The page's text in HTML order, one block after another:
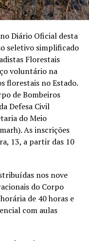
Diário Oficial desta
seletivo simplificado
Florestais
voluntário na
florestais no Estado.
de Bombeiros
Defesa Civil
do Meio
As inscrições
13, a partir das 10
nos nove
do Corpo
de 40 horas e
com aulas